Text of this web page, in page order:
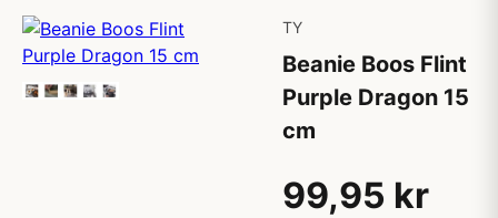
TY
Beanie Boos Flint
Purple Dragon 15
cm
99,95 kr